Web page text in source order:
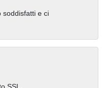
soddisfatti e ci